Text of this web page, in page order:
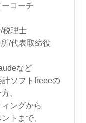
コーチ
税理士
/代表取締役
など
ソフトfreeeの
、
ングから
トまで、